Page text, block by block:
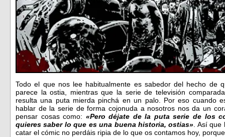
Todo el que nos lee habitualmente es sabedor del hecho de
parece la ostia, mientras que la serie de televisión
resulta una puta mierda pinchá en un palo. Por eso cuando
hablar de la serie de forma cojonuda a nosotros nos da un
pensar cosas como: «Pero déjate de la puta serie de los
quieres saber lo que es una buena historia, ostias» . Así
catar el cómic no perdáis ripia de lo que os contamos hoy,